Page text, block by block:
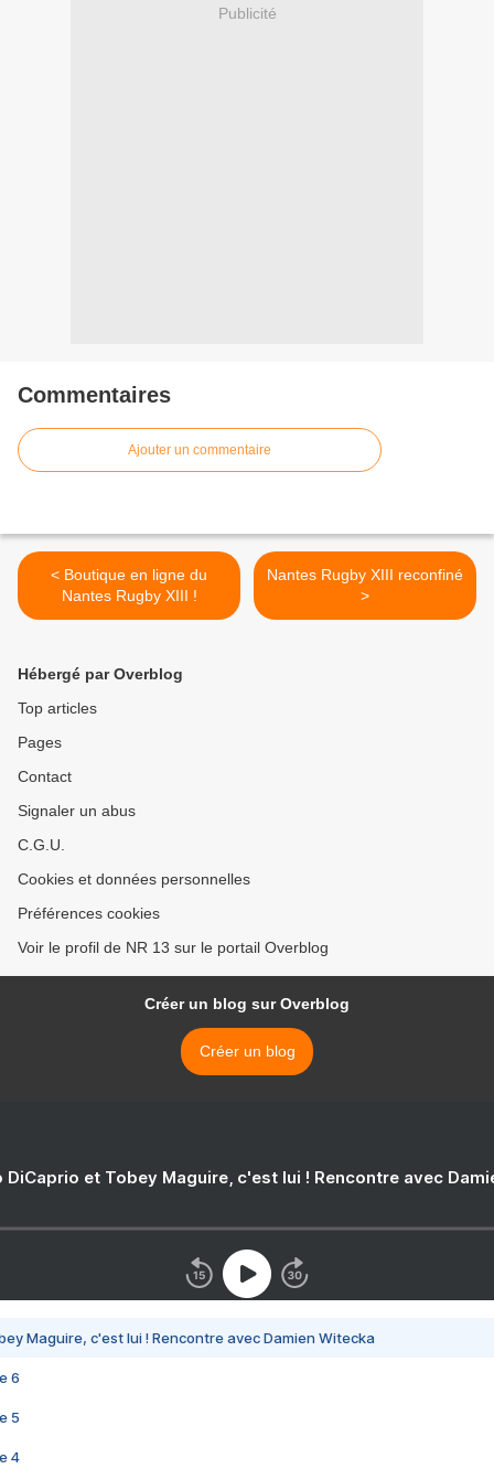
Publicité
Commentaires
Ajouter un commentaire
< Boutique en ligne du
Nantes Rugby XIII !
Nantes Rugby XIII reconfiné
>
Hébergé par Overblog
Top articles
Pages
Contact
Signaler un abus
C.G.U.
Cookies et données personnelles
Préférences cookies
Voir le profil de NR 13 sur le portail Overblog
Créer un blog sur Overblog
Créer un blog
DiCaprio et Tobey Maguire, c'est lui ! Rencontre avec
Maguire, c'est lui ! Rencontre avec Damien Witecka
6
5
4